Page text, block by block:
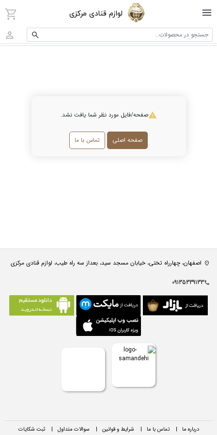
لوازم قنادی مرکزی
جستجو در محصولات...
صفحه/فایل مورد نظر شما یافت نشد.
صفحه اصلی تماس با ما
اصفهان، چهارراه تختی، خیابان مسجد سید، بعداز سه راه طیب، لوازم قنادی مرکزی
09135339133
درباره ما | تماس با ما | شرایط و قوانین | سوالات متداول | ثبت شکایات